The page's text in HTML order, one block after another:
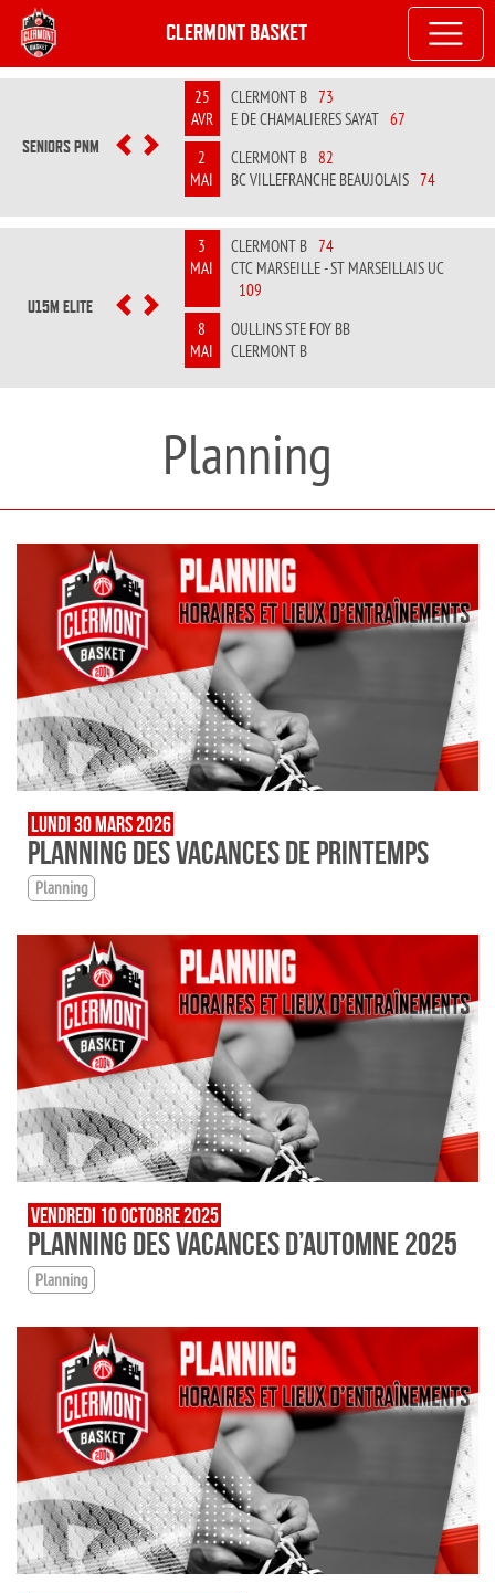
CLERMONT BASKET
SENIORS PNM PREVIOUS
NEXT
25
AVR
CLERMONT B 73
E DE CHAMALIERES SAYAT 67
2
MAI
CLERMONT B 82
BC VILLEFRANCHE BEAUJOLAIS 74
U15M ELITE PREVIOUS
NEXT
3
MAI
CLERMONT B 74
CTC MARSEILLE - ST MARSEILLAIS UC
109
8
MAI
OULLINS STE FOY BB
CLERMONT B
Planning
LUNDI 30 MARS 2026
PLANNING DES VACANCES DE PRINTEMPS
Planning
VENDREDI 10 OCTOBRE 2025
PLANNING DES VACANCES D’AUTOMNE 2025
Planning